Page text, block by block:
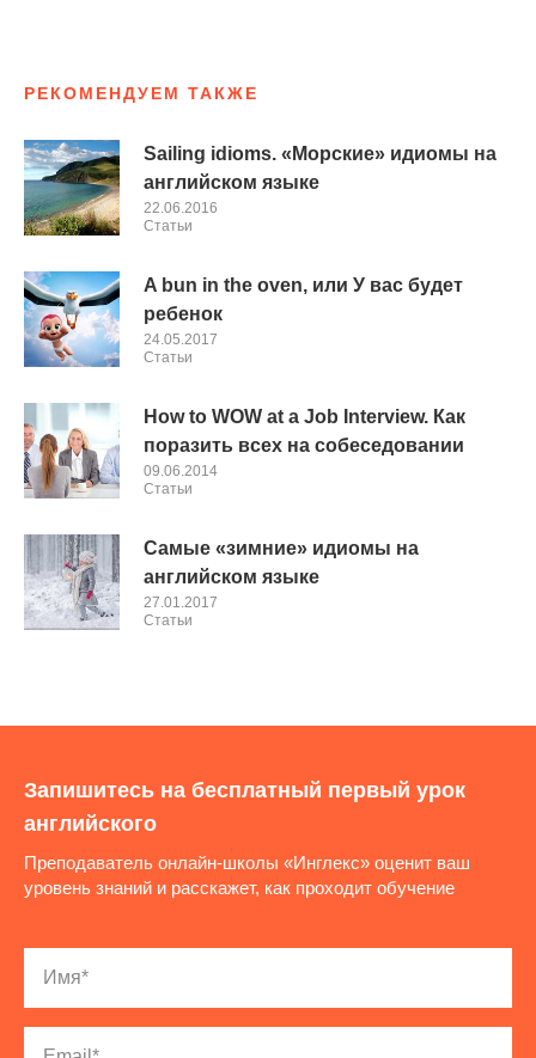
РЕКОМЕНДУЕМ ТАКЖЕ
Sailing idioms. «Морские» идиомы на
английском языке
22.06.2016
Cтатьи
A bun in the oven, или У вас будет
ребенок
24.05.2017
Cтатьи
How to WOW at a Job Interview. Как
поразить всех на собеседовании
09.06.2014
Cтатьи
Самые «зимние» идиомы на
английском языке
27.01.2017
Cтатьи
Запишитесь на бесплатный первый урок
английского
Преподаватель онлайн-школы «Инглекс» оценит ваш
уровень знаний и расскажет, как проходит обучение